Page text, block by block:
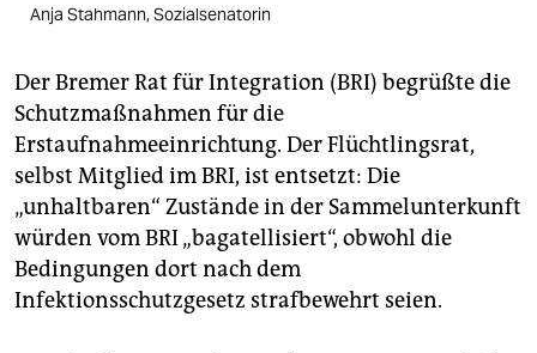
Anja Stahmann, Sozialsenatorin
Der Bremer Rat für Integration (BRI) begrüßte die
Schutzmaßnahmen für die
Erstaufnahmeeinrichtung. Der Flüchtlingsrat,
selbst Mitglied im BRI, ist entsetzt: Die
„unhaltbaren“ Zustände in der Sammelunterkunft
würden vom BRI „bagatellisiert“, obwohl die
Bedingungen dort nach dem
Infektionsschutzgesetz strafbewehrt seien.